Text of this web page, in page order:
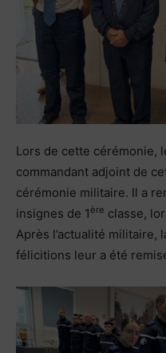
Lors de cette cérémonie,
commandant adjoint de
cérémonie militaire. Il a
insignes de 1ère classe,
Après l’actualité militaire,
félicitions leur a été